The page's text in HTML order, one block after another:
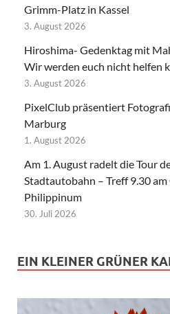
Grimm-Platz in Kassel
3. August 2026
Hiroshima- Gedenktag mit
Wir werden euch nicht helfen
3. August 2026
PixelClub präsentiert
Marburg
1. August 2026
Am 1. August radelt die Tour
Stadtautobahn – Treff 9.30
Philippinum
30. Juli 2026
EIN KLEINER GRÜNER